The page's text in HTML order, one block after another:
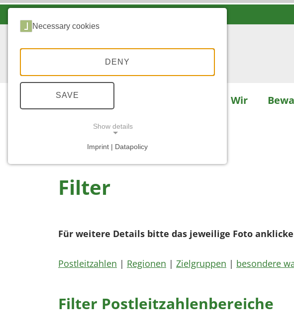
Wir
...
Filter
Für weitere Details bitte das jeweilige Foto
Postleitzahlen | Regionen | Zielgruppen | besondere
Filter Postleitzahlenbereiche
Necessary cookies
DENY
SAVE
Show details
Imprint | Datapolicy